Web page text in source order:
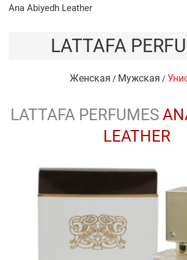
Ana Abiyedh Leather
LATTAFA
Женская / Мужская /
LATTAFA PERFUMES
LEATHER